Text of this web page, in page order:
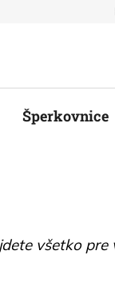
Šperkovnice
všetko pre